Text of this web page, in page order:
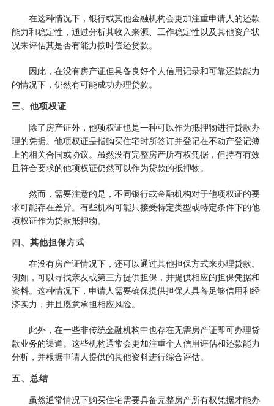
在这种情况下，银行或其他金融机构会更加注重申请人的还款
能力和稳定性，通过分析其收入来源、工作稳定性以及其他资产状
况来评估其是否有能力按时偿还贷款。
因此，在没有房产证但具备良好个人信用记录和可靠还款能力
的情况下，仍然有可能成功办理贷款。
三、他项权证
除了房产证外，他项权证也是一种可以作为抵押物进行贷款办
理的凭据。他项权证是指购买住宅时所签订并登记在不动产登记簿
上的相关合同或协议。虽然没有完整房产所有权凭据，但持有有效
且符合要求的他项权证仍然可以作为贷款的抵押物。
然而，需要注意的是，不同银行或金融机构对于他项权证的要
求可能存在差异。有些机构可能只接受特定类型或特定条件下的他
项权证作为贷款抵押物。
四、其他担保方式
在没有房产证情况下，还可以通过其他担保方式来办理贷款。
例如，可以寻找亲友或第三方提供担保，并提供相应的担保凭据和
资料。这种情况下，申请人需要确保提供担保人具备足够信用和经
济实力，并且愿意承担相应风险。
此外，在一些非传统金融机构中也存在无需房产证即可办理贷
款业务的渠道。这些机构通常会更加注重个人信用评估和还款能力
分析，并根据申请人提供的其他资料进行综合评估。
五、总结
虽然通常情况下购买住宅需要具备完整房产所有权凭据才能办